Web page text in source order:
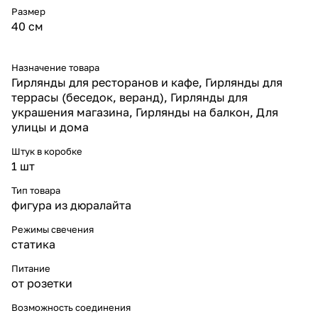
возможность собирать
гирлянды из нескольких
часов, энергоэффективная LED-
технология.
Надёжность и защита
Снежинка LED IP65 разработана
для уличного использования в
российских климатических
условиях. Она устойчива к
снегу, дождю и перепадам
температур, сохраняя яркость
морозы. Прочная конструкция и
качественные материалы
Конструкция и монтаж
Снежинка диаметром 40 см
дюралайта и укомплектована
белым проводом длиной 1 м.
снежинками, что позволяет
Размер
40 см
Назначение товара
Гирлянды для ресторанов и кафе, Гирлянды для
террасы (беседок, веранд), Гирлянды для
украшения магазина, Гирлянды на балкон, Для
улицы и дома
Штук в коробке
1 шт
Тип товара
фигура из дюралайта
Режимы свечения
статика
Питание
от розетки
Возможность соединения